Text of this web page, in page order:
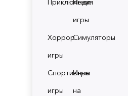
Приключения
Инди
игры
Хоррор
игры
Симуляторы
Спортивные
игры
Игры
на